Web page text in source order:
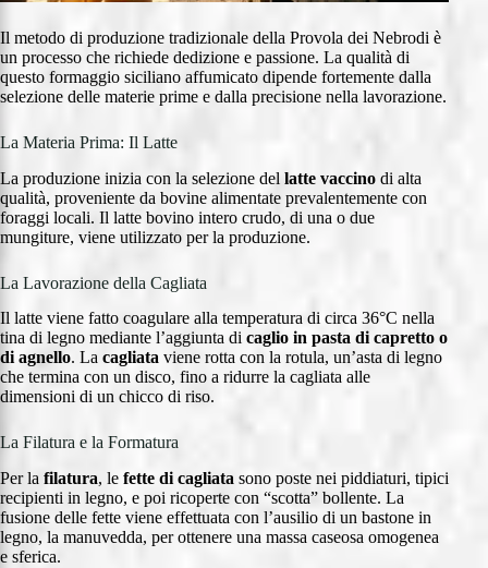
Il metodo di produzione tradizionale della Provola dei Nebrodi è
un processo che richiede dedizione e passione. La qualità di
questo formaggio siciliano affumicato dipende fortemente dalla
selezione delle materie prime e dalla precisione nella lavorazione.
La Materia Prima: Il Latte
La produzione inizia con la selezione del latte vaccino di alta
qualità, proveniente da bovine alimentate prevalentemente con
foraggi locali. Il latte bovino intero crudo, di una o due
mungiture, viene utilizzato per la produzione.
La Lavorazione della Cagliata
Il latte viene fatto coagulare alla temperatura di circa 36°C nella
tina di legno mediante l’aggiunta di caglio in pasta di capretto o
di agnello. La cagliata viene rotta con la rotula, un’asta di legno
che termina con un disco, fino a ridurre la cagliata alle
dimensioni di un chicco di riso.
La Filatura e la Formatura
Per la filatura, le fette di cagliata sono poste nei piddiaturi, tipici
recipienti in legno, e poi ricoperte con “scotta” bollente. La
fusione delle fette viene effettuata con l’ausilio di un bastone in
legno, la manuvedda, per ottenere una massa caseosa omogenea
e sferica.